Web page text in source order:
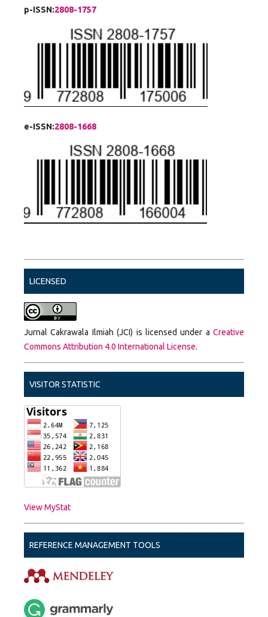
p-ISSN:2808-1757
e-ISSN:2808-1668
LICENSED
Jurnal Cakrawala Ilmiah (JCI) is licensed under aCreative
Commons Attribution 4.0 International License.
VISITOR STATISTIC
View MyStat
REFERENCE MANAGEMENT TOOLS